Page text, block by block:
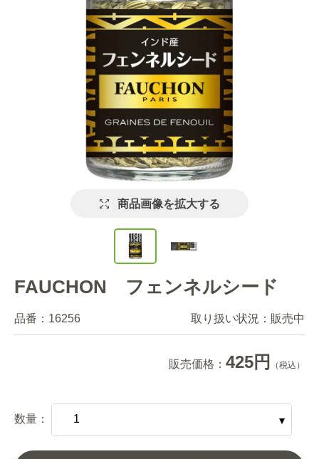
商品画像を拡大する
FAUCHON フェンネルシード
品番： 16256 取り扱い状況： 販売中
販売価格： 425円 （税込）
数量：